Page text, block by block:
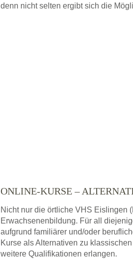
denn nicht selten ergibt sich die
ONLINE-KURSE –
Nicht nur die örtliche VHS Eislingen
Erwachsenenbildung. Für all
aufgrund familiärer und/oder
Kurse als Alternativen zu
weitere Qualifikationen erlangen.